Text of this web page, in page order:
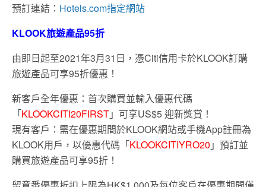
預訂連結： Hotels.com指定網站
KLOOK旅遊產品95折
由即日起至2021年3月31日，憑Citi信用卡於KLOOK訂購
旅遊產品可享95折優惠！
新客戶全年優惠：首次購買並輸入優惠代碼
「KLOOKCITI20FIRST」可享US$5 迎新獎賞！
現有客戶：需在優惠期間於KLOOK網站或手機App註冊為
KLOOK用戶，以優惠代碼「KLOOKCITIYRO20 」預訂並
購買旅遊產品可享95折！